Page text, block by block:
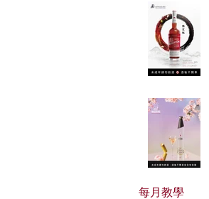
每月教學